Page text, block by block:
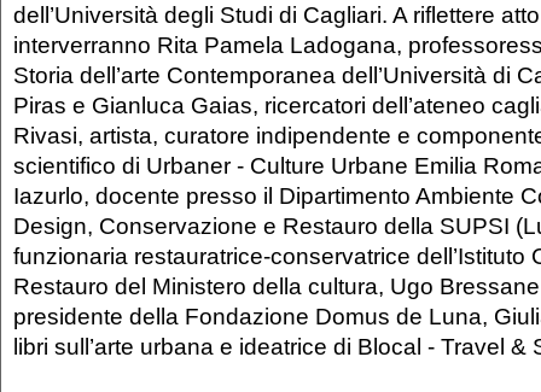
dell’Università degli Studi di Cagliari. A riflettere
interverranno Rita Pamela Ladogana,
Storia dell’arte Contemporanea dell’Università di
Piras e Gianluca Gaias, ricercatori dell’ateneo
Rivasi, artista, curatore indipendente e
scientifico di Urbaner - Culture Urbane Emilia
Iazurlo, docente presso il Dipartimento Ambiente
Design, Conservazione e Restauro della SUPSI
funzionaria restauratrice-conservatrice dell’Istituto
Restauro del Ministero della cultura, Ugo
presidente della Fondazione Domus de Luna,
libri sull’arte urbana e ideatrice di Blocal - Travel &